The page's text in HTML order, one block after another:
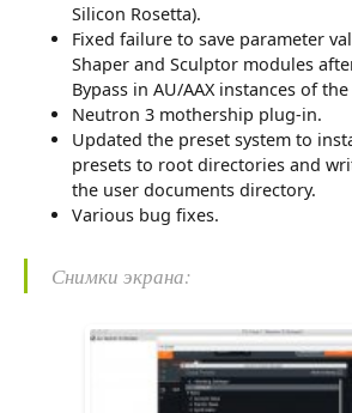
Silicon Rosetta).
Fixed failure to save parameter
Shaper and Sculptor modules
Bypass in AU/AAX instances of the
Neutron 3 mothership plug-in.
Updated the preset system to
presets to root directories and
the user documents directory.
Various bug fixes.
Снимки экрана: